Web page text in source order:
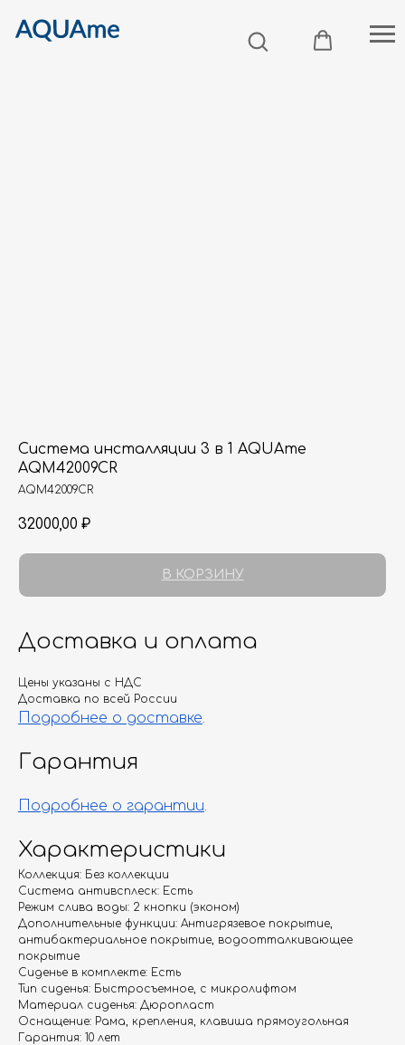
Система инсталляции 3 в 1 AQUAme
AQM42009CR
AQM42009CR
32000,00 ₽
В КОРЗИНУ
Доставка и оплата
Цены указаны с НДС
Доставка по всей России
Подробнее о доставке.
Гарантия
Подробнее о гарантии.
Характеристики
Коллекция: Без коллекции
Система антивсплеск: Есть
Режим слива воды: 2 кнопки (эконом)
Дополнительные функции: Антигрязевое покрытие,
антибактериальное покрытие, водоотталкивающее
покрытие
Сиденье в комплекте: Есть
Тип сиденья: Быстросъемное, с микролифтом
Материал сиденья: Дюропласт
Оснащение: Рама, крепления, клавиша прямоугольная
Гарантия: 10 лет
Дизайнерам
Доставка и оплата
Гарантия
Контакты